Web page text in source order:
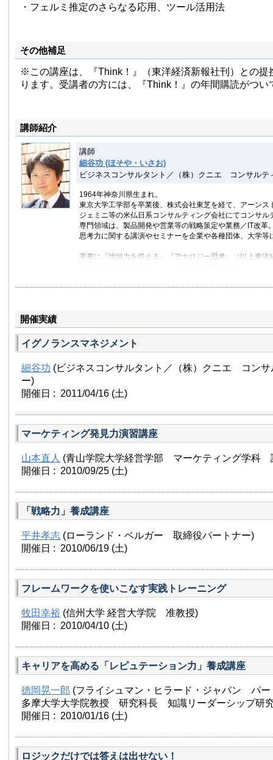
・フェルミ推定のさらなる応用、ツール活用法
その他補足
※この講座は、『Think！』（東洋経済新報社刊）との提
ります。受講者の方には、『Think！』の年間購読がつい
講師紹介
講師
細谷功 (ほそや・いさお)
ビジネスコンサルタント／（株）クニエ コンサルテ
1964年神奈川県生まれ。
東京大学工学部を卒業後、株式会社東芝を経て、アーンス
ジェミニ等の米仏日系コンサルティング会社にてコンサル
専門領域は、製品開発や営業等の戦略策定や業務／IT改革
思考力に関する講演やセミナーを企業や各種団体、大学等
著書に『地頭力を鍛える』『アナロジー思考』（以上東洋
開催実績
イグノランスマネジメント
細谷功 (ビジネスコンサルタント／（株）クニエ コンサ
ー)
開催日 : 2011/04/16 (土)
マーケティング発見力演習講座
山本直人 (青山学院大学経営学部 マーケティング学科
開催日 : 2010/09/25 (土)
「戦略力」養成講座
平井孝志 (ローランド・ベルガー 取締役パートナー)
開催日 : 2010/06/19 (土)
フレームワークを使いこなす実践トレーニング
牧田幸裕 (信州大学 経営大学院 准教授)
開催日 : 2010/04/10 (土)
キャリアを高める「レピュテーション力」養成講座
徳岡晃一郎 (フライシュマン・ヒラード・ジャパン パー
多摩大学大学院教授 研究科長 知識リーダーシップ研
開催日 : 2010/01/16 (土)
ロジックだけでは答えは出せない！